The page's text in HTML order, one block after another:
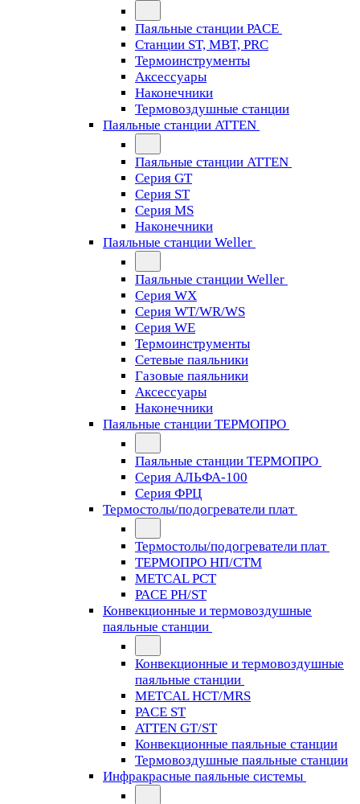
Паяльные станции PACE
Станции ST, MBT, PRC
Термоинструменты
Аксессуары
Наконечники
Термовоздушные станции
Паяльные станции ATTEN
Паяльные станции ATTEN
Серия GT
Серия ST
Серия MS
Наконечники
Паяльные станции Weller
Паяльные станции Weller
Серия WX
Серия WT/WR/WS
Серия WE
Термоинструменты
Сетевые паяльники
Газовые паяльники
Аксессуары
Наконечники
Паяльные станции ТЕРМОПРО
Паяльные станции ТЕРМОПРО
Серия АЛЬФА-100
Серия ФРЦ
Термостолы/подогреватели плат
Термостолы/подогреватели плат
ТЕРМОПРО НП/СТМ
METCAL PCT
PACE PH/ST
Конвекционные и термовоздушные
паяльные станции
Конвекционные и термовоздушные
паяльные станции
METCAL HCT/MRS
PACE ST
ATTEN GT/ST
Конвекционные паяльные станции
Термовоздушные паяльные станции
Инфракрасные паяльные системы